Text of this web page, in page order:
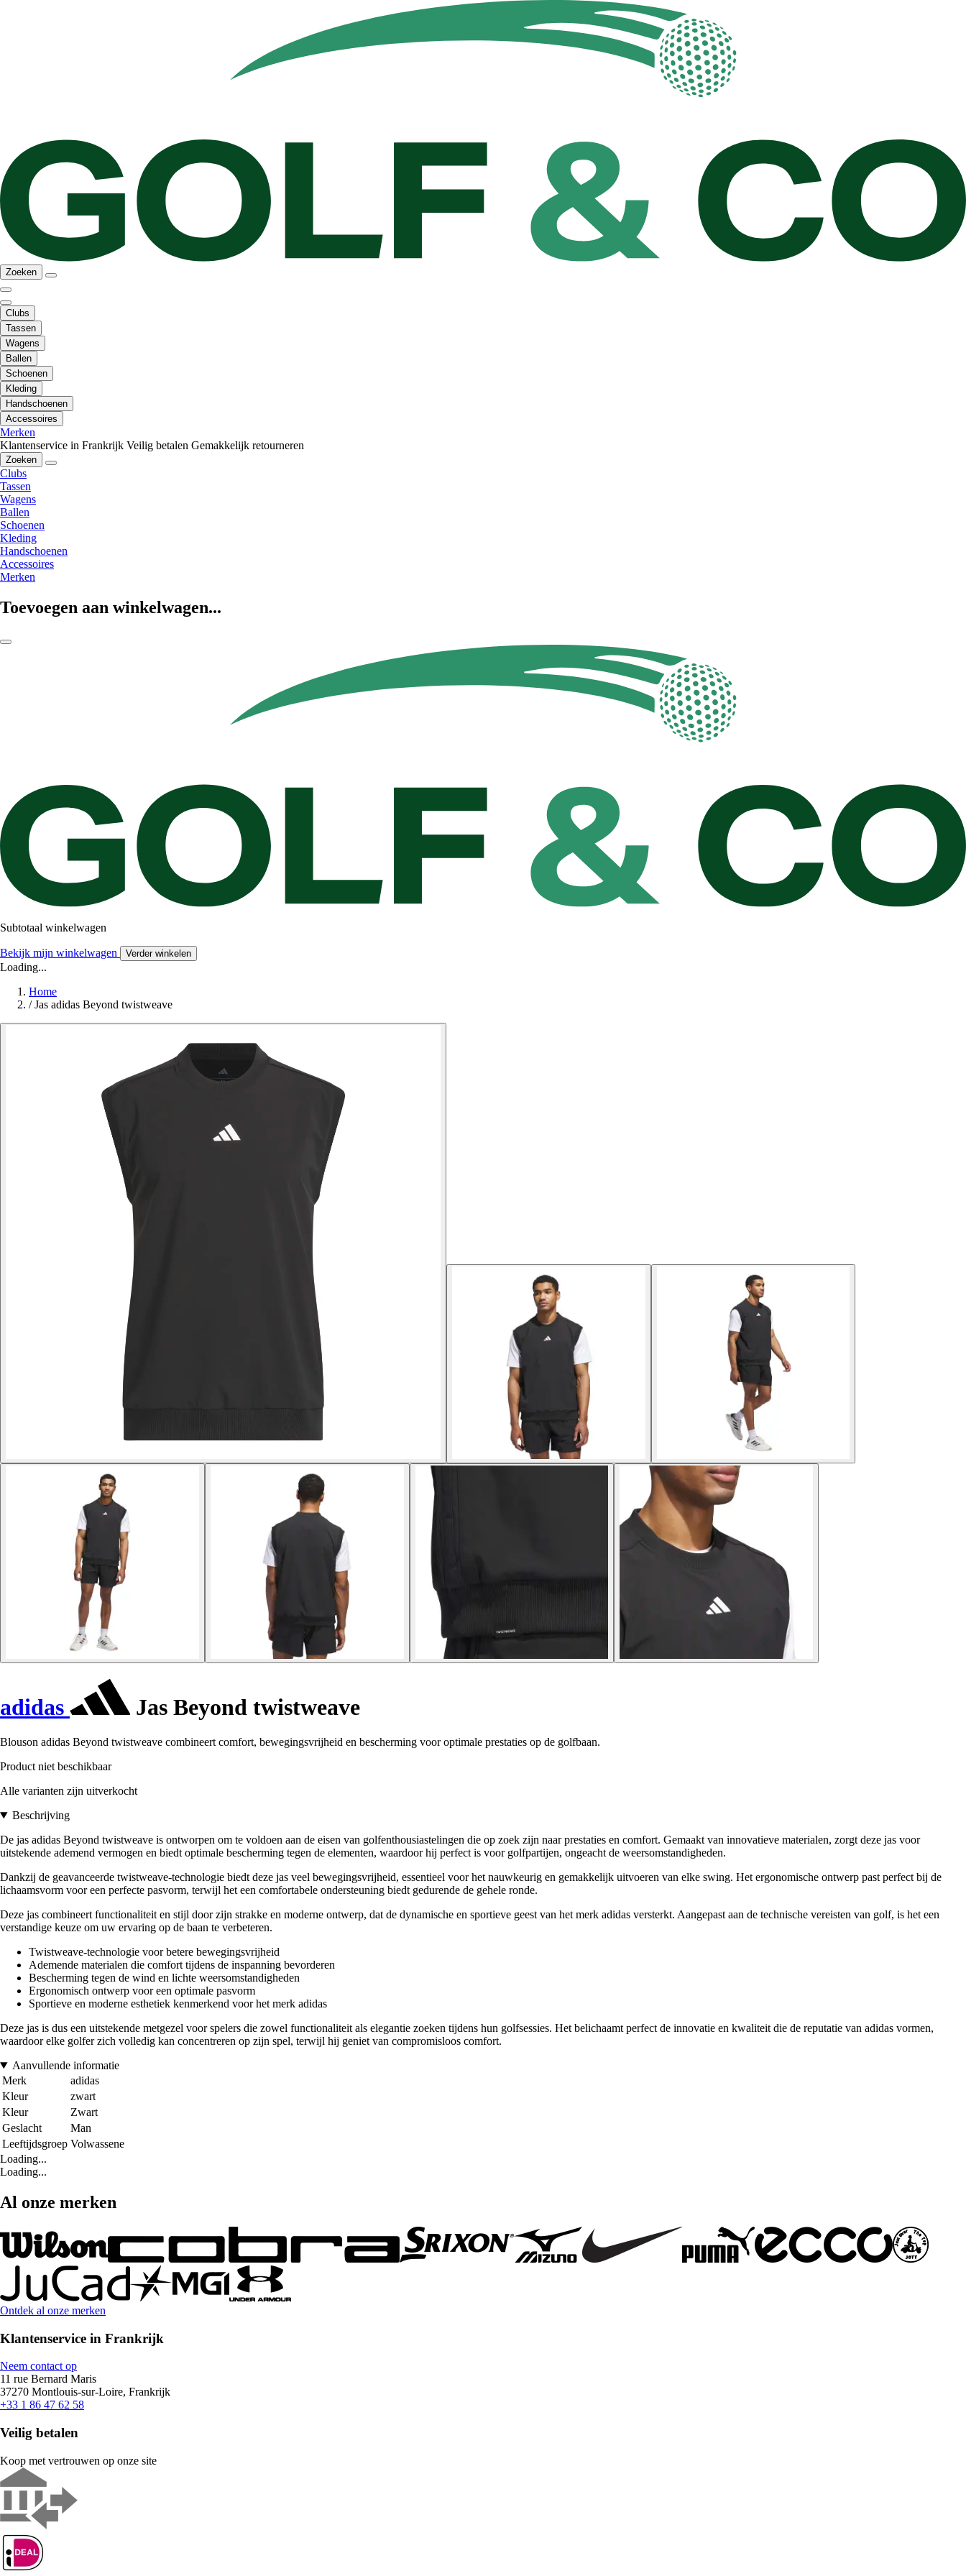
Zoeken
Clubs
Tassen
Wagens
Ballen
Schoenen
Kleding
Handschoenen
Accessoires
Merken
Klantenservice in Frankrijk Veilig betalen Gemakkelijk retourneren
Zoeken
Clubs
Tassen
Wagens
Ballen
Schoenen
Kleding
Handschoenen
Accessoires
Merken
Toevoegen aan winkelwagen...
Subtotaal winkelwagen
Bekijk mijn winkelwagen Verder winkelen
Loading...
Home
/ Jas adidas Beyond twistweave
adidas Jas Beyond twistweave
Blouson adidas Beyond twistweave combineert comfort, bewegingsvrijheid en bescherming voor optimale prestaties op de golfbaan.
Product niet beschikbaar
Alle varianten zijn uitverkocht
Beschrijving
De jas adidas Beyond twistweave is ontworpen om te voldoen aan de eisen van golfenthousiastelingen die op zoek zijn naar prestaties en comfort. Gemaakt van innovatieve materialen, zorgt deze jas voor
uitstekende ademend vermogen en biedt optimale bescherming tegen de elementen, waardoor hij perfect is voor golfpartijen, ongeacht de weersomstandigheden.
Dankzij de geavanceerde twistweave-technologie biedt deze jas veel bewegingsvrijheid, essentieel voor het nauwkeurig en gemakkelijk uitvoeren van elke swing. Het ergonomische ontwerp past perfect bij de
lichaamsvorm voor een perfecte pasvorm, terwijl het een comfortabele ondersteuning biedt gedurende de gehele ronde.
Deze jas combineert functionaliteit en stijl door zijn strakke en moderne ontwerp, dat de dynamische en sportieve geest van het merk adidas versterkt. Aangepast aan de technische vereisten van golf, is het een
verstandige keuze om uw ervaring op de baan te verbeteren.
Twistweave-technologie voor betere bewegingsvrijheid
Ademende materialen die comfort tijdens de inspanning bevorderen
Bescherming tegen de wind en lichte weersomstandigheden
Ergonomisch ontwerp voor een optimale pasvorm
Sportieve en moderne esthetiek kenmerkend voor het merk adidas
Deze jas is dus een uitstekende metgezel voor spelers die zowel functionaliteit als elegantie zoeken tijdens hun golfsessies. Het belichaamt perfect de innovatie en kwaliteit die de reputatie van adidas vormen,
waardoor elke golfer zich volledig kan concentreren op zijn spel, terwijl hij geniet van compromisloos comfort.
Aanvullende informatie
Merk
adidas
Kleur
zwart
Kleur
Zwart
Geslacht
Man
Leeftijdsgroep Volwassene
Loading...
Loading...
Al onze merken
Ontdek al onze merken
Klantenservice in Frankrijk
Neem contact op
11 rue Bernard Maris
37270 Montlouis-sur-Loire, Frankrijk
+33 1 86 47 62 58
Veilig betalen
Koop met vertrouwen op onze site